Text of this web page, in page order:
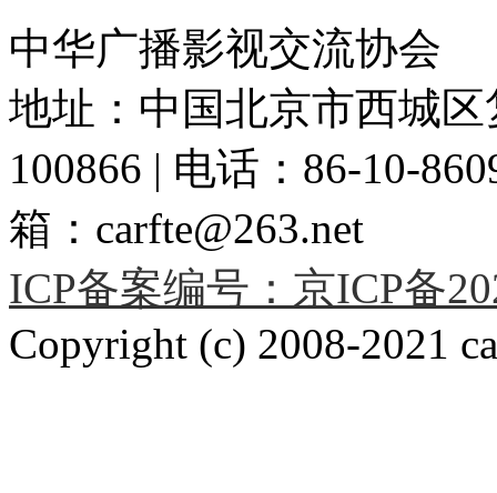
中华广播影视交流协会
地址：中国北京市西城
100866 | 电话：86-10-
箱：carfte@263.net
ICP备案编号：京ICP备
Copyright (c) 2008-2021